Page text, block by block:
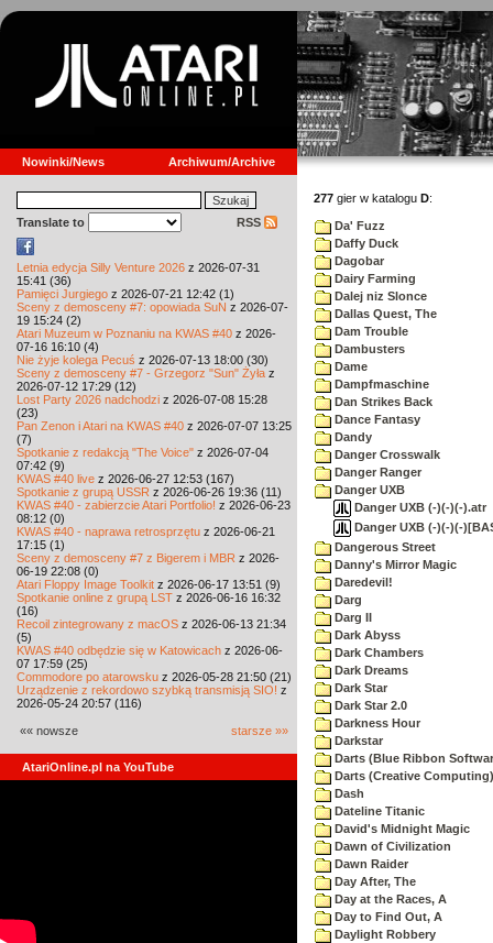
Nowinki/News Archiwum/Archive
Translate to RSS
Letnia edycja Silly Venture 2026 z 2026-07-31
15:41 (36)
Pamięci Jurgiego z 2026-07-21 12:42 (1)
Sceny z demosceny #7: opowiada SuN z 2026-07-
19 15:24 (2)
Atari Muzeum w Poznaniu na KWAS #40 z 2026-
07-16 16:10 (4)
Nie żyje kolega Pecuś z 2026-07-13 18:00 (30)
Sceny z demosceny #7 - Grzegorz "Sun" Żyła z
2026-07-12 17:29 (12)
Lost Party 2026 nadchodzi z 2026-07-08 15:28
(23)
Pan Zenon i Atari na KWAS #40 z 2026-07-07 13:25
(7)
Spotkanie z redakcją "The Voice" z 2026-07-04
07:42 (9)
KWAS #40 live z 2026-06-27 12:53 (167)
Spotkanie z grupą USSR z 2026-06-26 19:36 (11)
KWAS #40 - zabierzcie Atari Portfolio! z 2026-06-23
08:12 (0)
KWAS #40 - naprawa retrosprzętu z 2026-06-21
17:15 (1)
Sceny z demosceny #7 z Bigerem i MBR z 2026-
06-19 22:08 (0)
Atari Floppy Image Toolkit z 2026-06-17 13:51 (9)
Spotkanie online z grupą LST z 2026-06-16 16:32
(16)
Recoil zintegrowany z macOS z 2026-06-13 21:34
(5)
KWAS #40 odbędzie się w Katowicach z 2026-06-
07 17:59 (25)
Commodore po atarowsku z 2026-05-28 21:50 (21)
Urządzenie z rekordowo szybką transmisją SIO! z
2026-05-24 20:57 (116)
«« nowsze starsze »»
AtariOnline.pl na YouTube
277 gier w katalogu D:
Da' Fuzz
Daffy Duck
Dagobar
Dairy Farming
Dalej niz Slonce
Dallas Quest, The
Dam Trouble
Dambusters
Dame
Dampfmaschine
Dan Strikes Back
Dance Fantasy
Dandy
Danger Crosswalk
Danger Ranger
Danger UXB
Danger UXB (-)(-)(-).atr
Danger UXB (-)(-)(-
Dangerous Street
Danny's Mirror Magic
Daredevil!
Darg
Darg II
Dark Abyss
Dark Chambers
Dark Dreams
Dark Star
Dark Star 2.0
Darkness Hour
Darkstar
Darts (Blue Ribbon
Darts (Creative Computing)
Dash
Dateline Titanic
David's Midnight Magic
Dawn of Civilization
Dawn Raider
Day After, The
Day at the Races, A
Day to Find Out, A
Daylight Robbery